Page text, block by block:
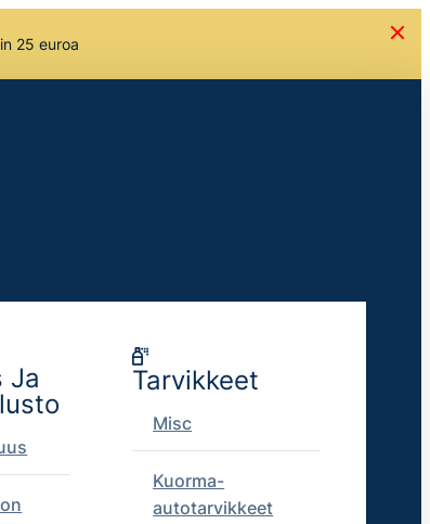
25 euroa
Ja
Tarvikkeet
Misc
Kuorma-
autotarvikkeet